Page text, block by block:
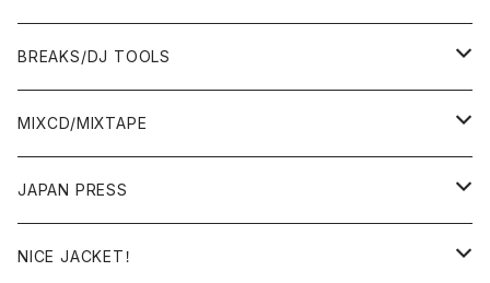
BREAKS/DJ TOOLS
BREAKS/MEGAMIX/CUT UP
RE-EDIT/DJ TOOLS
MIXCD/MIXTAPE
MIXCD
日本語ラップ
MIXTAPE
JAPAN PRESS
LP(+ OBI)
NICE JACKET！